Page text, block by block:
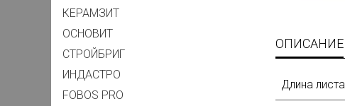
КЕРАМЗИТ
ОСНОВИТ
СТРОЙБРИГ
ИНДАСТРО
FOBOS PRO
ОПИСАНИЕ
Длина листа